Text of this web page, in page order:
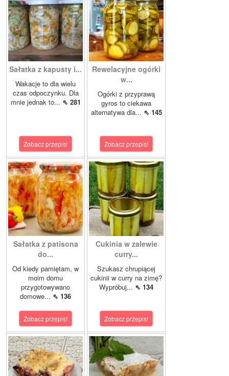
Sałatka z kapusty i...
Wakacje to dla wielu
czas odpoczynku. Dla
mnie jednak to... ⇖ 281
Zobacz przepis!
Rewelacyjne ogórki
w...
Ogórki z przyprawą
gyros to ciekawa
alternatywa dla... ⇖ 145
Zobacz przepis!
Sałatka z patisona
do...
Od kiedy pamiętam, w
moim domu
przygotowywano
domowe... ⇖ 136
Zobacz przepis!
Cukinia w zalewie
curry...
Szukasz chrupiącej
cukinii w curry na zimę?
Wypróbuj... ⇖ 134
Zobacz przepis!